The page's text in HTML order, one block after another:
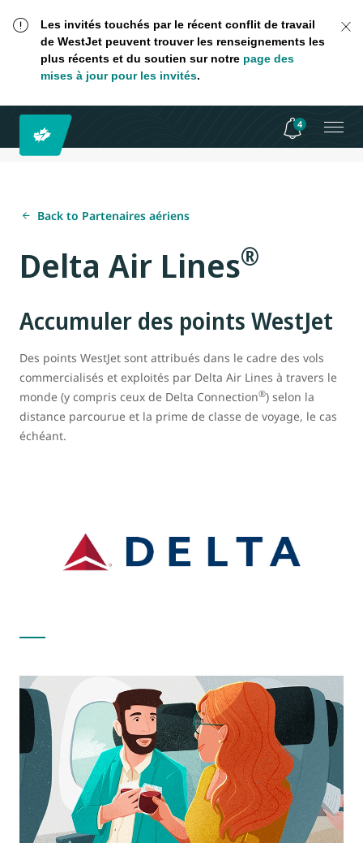
Les invités touchés par le récent conflit de travail
de WestJet peuvent trouver les renseignements les
plus récents et du soutien sur notre page des
mises à jour pour les invités.
4
Back to Partenaires aériens
Delta Air Lines®
Accumuler des points WestJet
Des points WestJet sont attribués dans le cadre des vols
commercialisés et exploités par Delta Air Lines à travers le
monde (y compris ceux de Delta Connection®) selon la
distance parcourue et la prime de classe de voyage, le cas
échéant.